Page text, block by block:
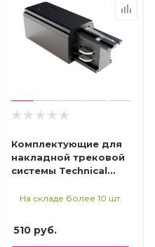
Комплектующие для
накладной трековой
системы Technical
На складе более 10 шт.
510руб.